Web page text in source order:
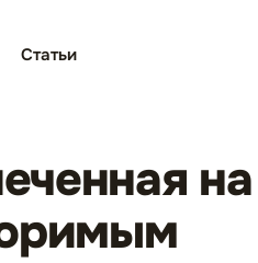
Статьи
на